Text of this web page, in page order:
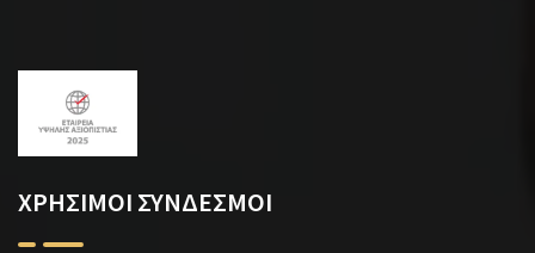
ΧΡΗΣΙΜΟΙ ΣΥΝΔΕΣΜΟΙ